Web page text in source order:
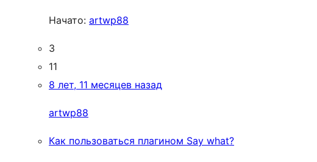
Начато: artwp88
3
11
8 лет, 11 месяцев назад
artwp88
Как пользоваться плагином Say what?